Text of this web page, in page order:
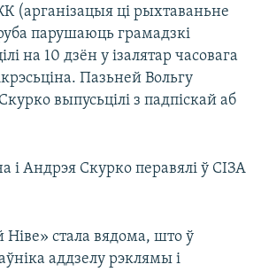
(арганізацыя ці рыхтаваньне
парушаюць грамадзкі
на 10 дзён у ізалятар часовага
Пазьней Вольгу
выпусьцілі з падпіскай аб
і Андрэя Скурко перавялі ў СІЗА
стала вядома, што ў
аддзелу рэклямы і